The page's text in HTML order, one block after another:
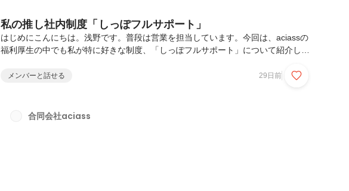
私の推し社内制度「しっぽフルサポート」
はじめにこんにちは。浅野です。普段は営業を担当しています。今回は、aciassの
福利厚生の中でも私が特に好きな制度、「しっぽフルサポート」について紹介しま
ーを支える福利厚生です。お迎え準備サポート、お誕生日・記念日ギフト、保険・
飼っている人にはうれしい制度だな」という印象でした。でも、内容を知るうち
メンバーと話せる 29日前
合同会社aciass